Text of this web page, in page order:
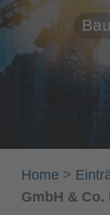
Home >
GmbH & Co.